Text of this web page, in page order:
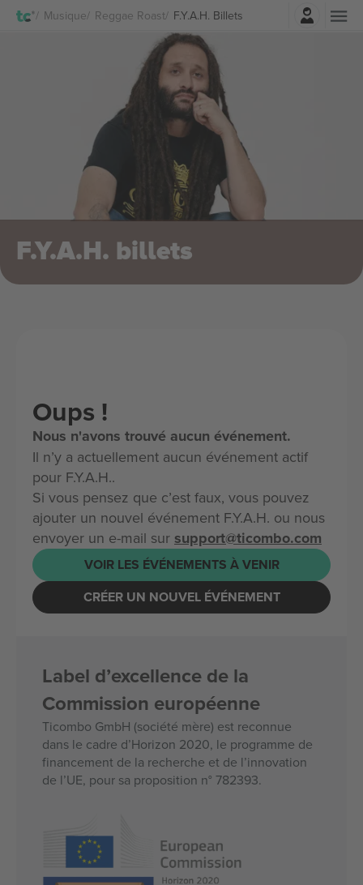
Musique Reggae Roast F.Y.A.H. Billets
Connexion
F.Y.A.H. billets
Oups !
Nous n'avons trouvé aucun événement.
Il n’y a actuellement aucun événement actif
pour F.Y.A.H..
Si vous pensez que c’est faux, vous pouvez
ajouter un nouvel événement F.Y.A.H. ou nous
envoyer un e-mail sur support@ticombo.com
VOIR LES ÉVÉNEMENTS À VENIR
CRÉER UN NOUVEL ÉVÉNEMENT
Label d’excellence de la
Commission européenne
Ticombo GmbH (société mère) est reconnue
dans le cadre d’Horizon 2020, le programme de
financement de la recherche et de l’innovation
de l’UE, pour sa proposition n° 782393.